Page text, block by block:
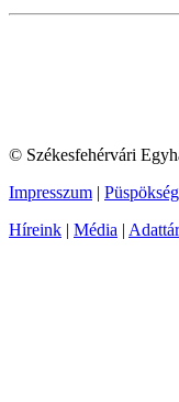
© Székesfehérvári
Impresszum |
Híreink | Média | Adattár